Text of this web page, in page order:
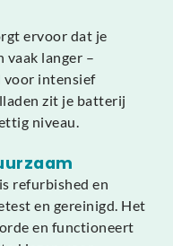
ervoor dat je
vaak langer –
voor intensief
zit je batterij
niveau.
refurbished en
en gereinigd. Het
en functioneert